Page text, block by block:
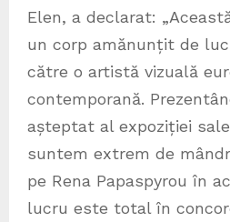
Elen, a declarat:
un corp amănunțit de
către o artistă vizuală
contemporană.
așteptat al expoziției
suntem extrem de
pe Rena Papaspyrou în
lucru este total în